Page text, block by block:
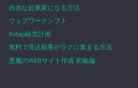
自由な起業家になる方法
ウェブワークシフト
9step経営計画
無料で見込顧客がラクに集まる方法
悪魔のWEBサイト作成 初級編